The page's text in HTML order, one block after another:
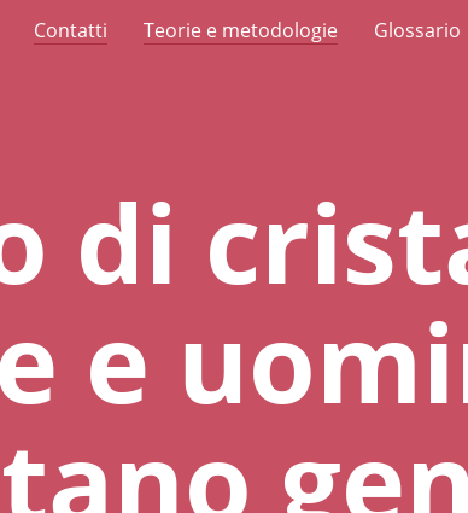
Contatti Teorie e metodologie Glossario
di
e